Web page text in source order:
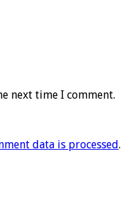
next time I comment.
data is processed.